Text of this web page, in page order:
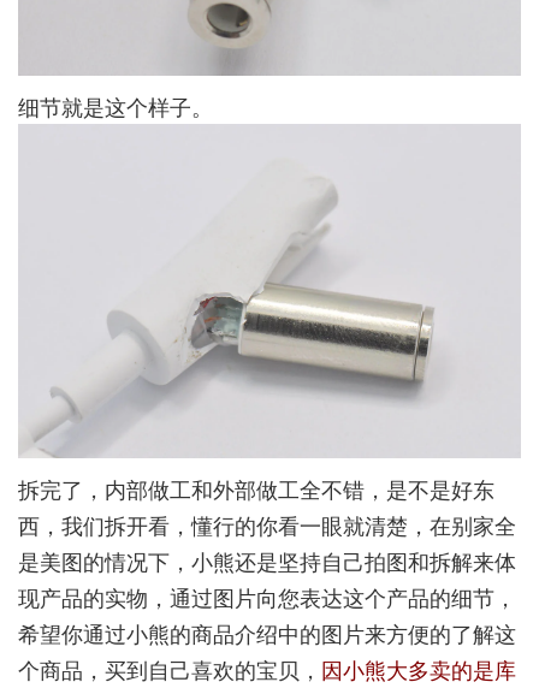
细节就是这个样子。
拆完了，内部做工和外部做工全不错，是不是好东
西，我们拆开看，懂行的你看一眼就清楚，在别家全
是美图的情况下，小熊还是坚持自己拍图和拆解来体
现产品的实物，通过图片向您表达这个产品的细节，
希望你通过小熊的商品介绍中的图片来方便的了解这
个商品，买到自己喜欢的宝贝， 因小熊大多卖的是库